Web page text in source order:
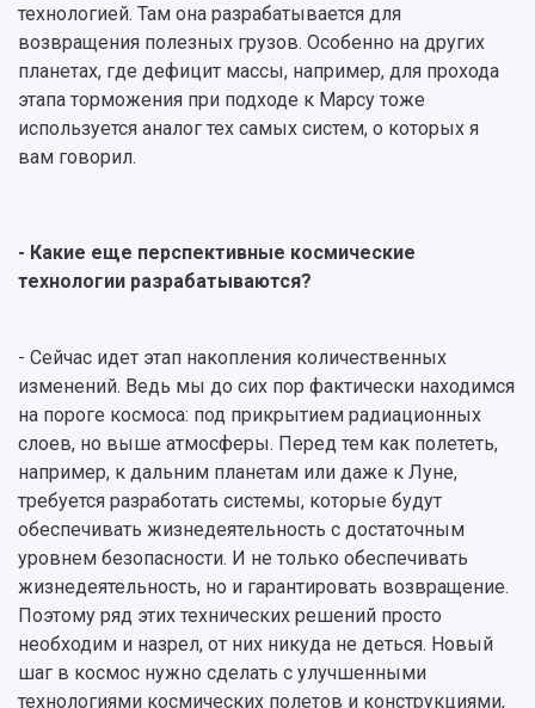
технологией. Там она разрабатывается для
возвращения полезных грузов. Особенно на других
планетах, где дефицит массы, например, для прохода
этапа торможения при подходе к Марсу тоже
используется аналог тех самых систем, о которых я
вам говорил.
- Какие еще перспективные космические
технологии разрабатываются?
- Сейчас идет этап накопления количественных
изменений. Ведь мы до сих пор фактически находимся
на пороге космоса: под прикрытием радиационных
слоев, но выше атмосферы. Перед тем как полететь,
например, к дальним планетам или даже к Луне,
требуется разработать системы, которые будут
обеспечивать жизнедеятельность с достаточным
уровнем безопасности. И не только обеспечивать
жизнедеятельность, но и гарантировать возвращение.
Поэтому ряд этих технических решений просто
необходим и назрел, от них никуда не деться. Новый
шаг в космос нужно сделать с улучшенными
технологиями космических полетов и конструкциями,